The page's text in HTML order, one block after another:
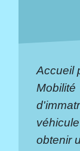
Accueil
Mobilité
obtenir